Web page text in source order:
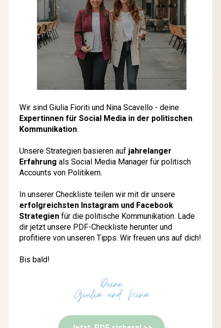
Expertinnen für Social Media in der politischen
Kommunikation.
Unsere Strategien basieren auf jahrelanger
Erfahrung als Social Media Manager für politisch
Accounts von Politikern.
erfolgreichsten Instagram und Facebook
Strategien für die politische Kommunikation. Lade
dir jetzt unsere PDF-Checkliste herunter und
profitiere von unseren Tipps. Wir freuen uns auf dich!
Bis bald!